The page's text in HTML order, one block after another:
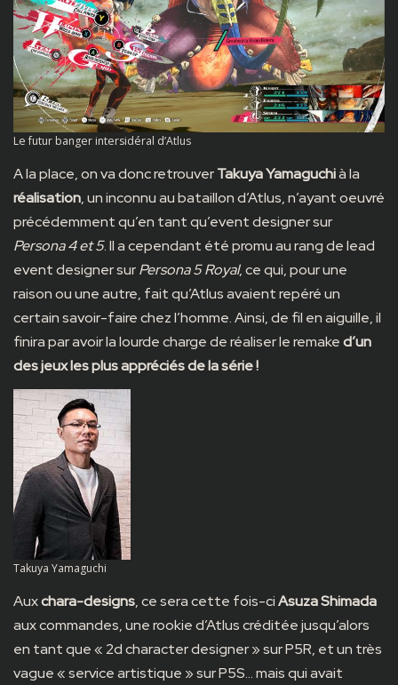
Le futur banger intersidéral d’Atlus
A la place, on va donc retrouverTakuya Yamaguchià la
réalisation, un inconnu au bataillon d’Atlus, n’ayant oeuvré
précédemment qu’en tant qu’event designer sur
Persona 4 et 5. Il a cependant été promu au rang de lead
event designer surPersona 5 Royal, ce qui, pour une
raison ou une autre, fait qu’Atlus avaient repéré un
certain savoir-faire chez l’homme. Ainsi, de fil en aiguille, il
finira par avoir la lourde charge de réaliser le remaked’un
des jeux les plus appréciés de la série !
Takuya Yamaguchi
Auxchara-designs, ce sera cette fois-ciAsuza Shimada
aux commandes, une rookie d’Atlus créditée jusqu’alors
en tant que « 2d character designer » sur P5R, et un très
vague « service artistique » sur P5S… mais qui avait